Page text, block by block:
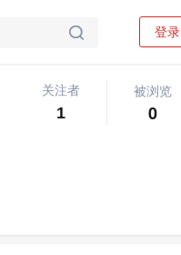
 登录

关注者
1
被浏览
0